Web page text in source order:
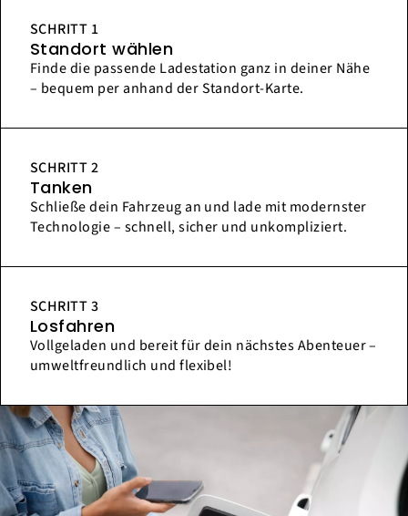
SCHRITT 1
Standort wählen
Finde die passende Ladestation ganz in deiner Nähe
– bequem per anhand der Standort-Karte.
SCHRITT 2
Tanken
Schließe dein Fahrzeug an und lade mit modernster
Technologie – schnell, sicher und unkompliziert.
SCHRITT 3
Losfahren
Vollgeladen und bereit für dein nächstes Abenteuer –
umweltfreundlich und flexibel!